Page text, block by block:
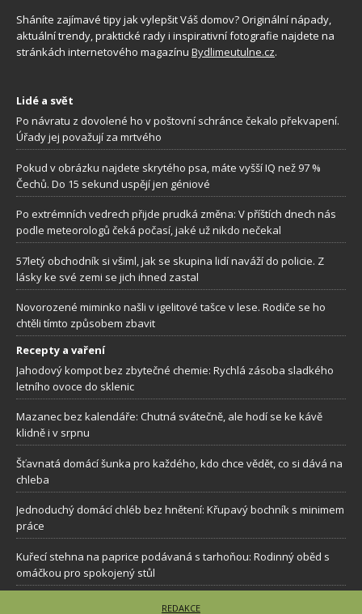
Sháníte zajímavé tipy jak vylepšit Váš domov? Originální nápady,
aktuální trendy, praktické rady i inspirativní fotografie najdete na
stránkách internetového magazínu Bydlimeutulne.cz.
Lidé a svět
Po návratu z dovolené ho v poštovní schránce čekalo překvapení.
Úřady jej považují za mrtvého
Pokud v obrázku najdete skrytého psa, máte vyšší IQ než 97 %
Čechů. Do 15 sekund uspějí jen géniové
Po extrémních vedrech přijde prudká změna: V příštích dnech nás
podle meteorologů čeká počasí, jaké už nikdo nečekal
57letý obchodník si všiml, jak se skupina lidí naváží do policie. Z
lásky ke své zemi se jich ihned zastal
Novorozené miminko našli v igelitové tašce v lese. Rodiče se ho
chtěli tímto způsobem zbavit
Recepty a vaření
Jahodový kompot bez zbytečné chemie: Rychlá zásoba sladkého
letního ovoce do sklenic
Mazanec bez kalendáře: Chutná svátečně, ale hodí se ke kávě
klidně i v srpnu
Šťavnatá domácí šunka pro každého, kdo chce vědět, co si dává na
chleba
Jednoduchý domácí chléb bez hnětení: Křupavý bochník s minimem
práce
Kuřecí stehna na paprice podávaná s tarhoňou: Rodinný oběd s
omáčkou pro spokojený stůl
REDAKCE